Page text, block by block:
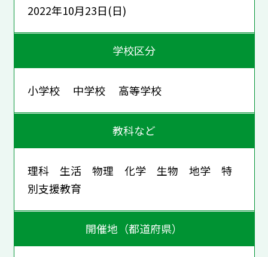
2022年10月23日(日)
学校区分
小学校 中学校 高等学校
教科など
理科 生活 物理 化学 生物 地学 特
別支援教育
開催地（都道府県）